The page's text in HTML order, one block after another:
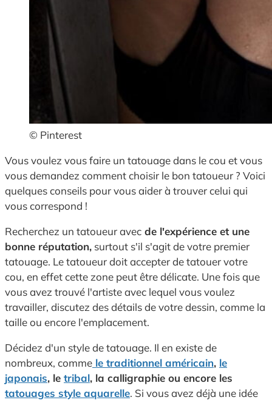
© Pinterest
Vous voulez vous faire un tatouage dans le cou et vous
vous demandez comment choisir le bon tatoueur ? Voici
quelques conseils pour vous aider à trouver celui qui
vous correspond !
Recherchez un tatoueur avec de l'expérience et une
bonne réputation, surtout s'il s'agit de votre premier
tatouage. Le tatoueur doit accepter de tatouer votre
cou, en effet cette zone peut être délicate. Une fois que
vous avez trouvé l'artiste avec lequel vous voulez
travailler, discutez des détails de votre dessin, comme la
taille ou encore l'emplacement.
Décidez d'un style de tatouage. Il en existe de
nombreux, comme le traditionnel américain, le
japonais, le tribal, la calligraphie ou encore les
tatouages style aquarelle. Si vous avez déjà une idée